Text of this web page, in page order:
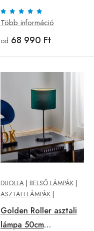
50cm magas
Több információ
od 68 990 Ft
DUOLLA| BELSŐ LÁMPÁK|
ASZTALI LÁMPÁK|
Golden Roller asztali
lámpa 50cm